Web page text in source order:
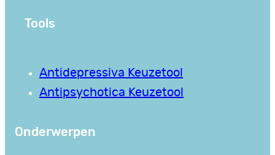
Tools
Antidepressiva Keuzetool
Antipsychotica Keuzetool
Onderwerpen